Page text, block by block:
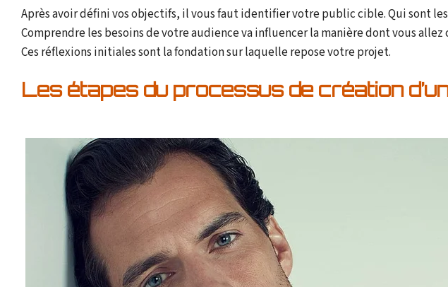
Après avoir défini vos objectifs, il vous faut identifier votre public cible. Qui sont
Comprendre les besoins de votre audience va influencer la manière dont vous
Ces réflexions initiales sont la fondation sur laquelle repose votre projet.
Les étapes du processus de création